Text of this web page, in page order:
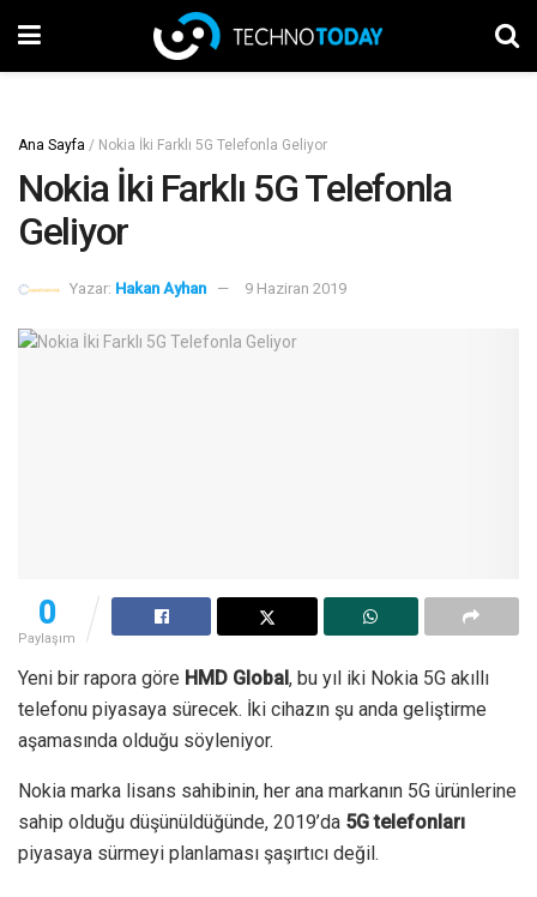
Ana Sayfa / Nokia İki Farklı 5G Telefonla Geliyor
Nokia İki Farklı 5G Telefonla
Geliyor
Yazar: Hakan Ayhan 9 Haziran 2019
0
Paylaşım
Yeni bir rapora göre HMD Global, bu yıl iki Nokia 5G akıllı
telefonu piyasaya sürecek. İki cihazın şu anda geliştirme
aşamasında olduğu söyleniyor.
Nokia marka lisans sahibinin, her ana markanın 5G ürünlerine
sahip olduğu düşünüldüğünde, 2019’da 5G telefonları
piyasaya sürmeyi planlaması şaşırtıcı değil.